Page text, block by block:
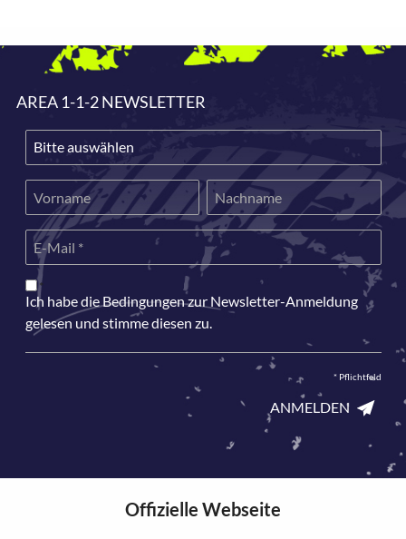
AREA 1-1-2 NEWSLETTER
*
Ich habe die Bedingungen zur Newsletter-Anmeldung
gelesen und stimme diesen zu.
*Pflichtfeld
ANMELDEN
Offizielle Webseite